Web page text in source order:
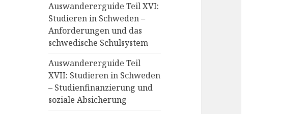
Auswandererguide Teil XVI:
Studieren in Schweden –
Anforderungen und das
schwedische Schulsystem
Auswandererguide Teil
XVII: Studieren in Schweden
– Studienfinanzierung und
soziale Absicherung